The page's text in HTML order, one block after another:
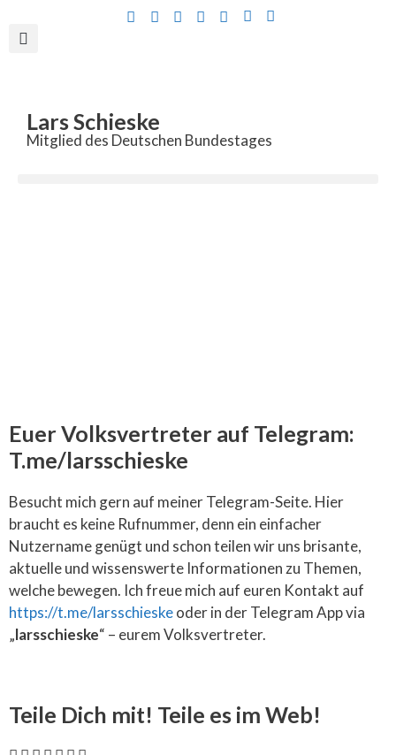
Lars Schieske
Mitglied des Deutschen Bundestages
Euer Volksvertreter auf Telegram:
T.me/larsschieske
Besucht mich gern auf meiner Telegram-Seite. Hier
braucht es keine Rufnummer, denn ein einfacher
Nutzername genügt und schon teilen wir uns brisante,
aktuelle und wissenswerte Informationen zu Themen,
welche bewegen. Ich freue mich auf euren Kontakt auf
https://t.me/larsschieskeoder in der Telegram App via
„larsschieske“ – eurem Volksvertreter.
Teile Dich mit! Teile es im Web!